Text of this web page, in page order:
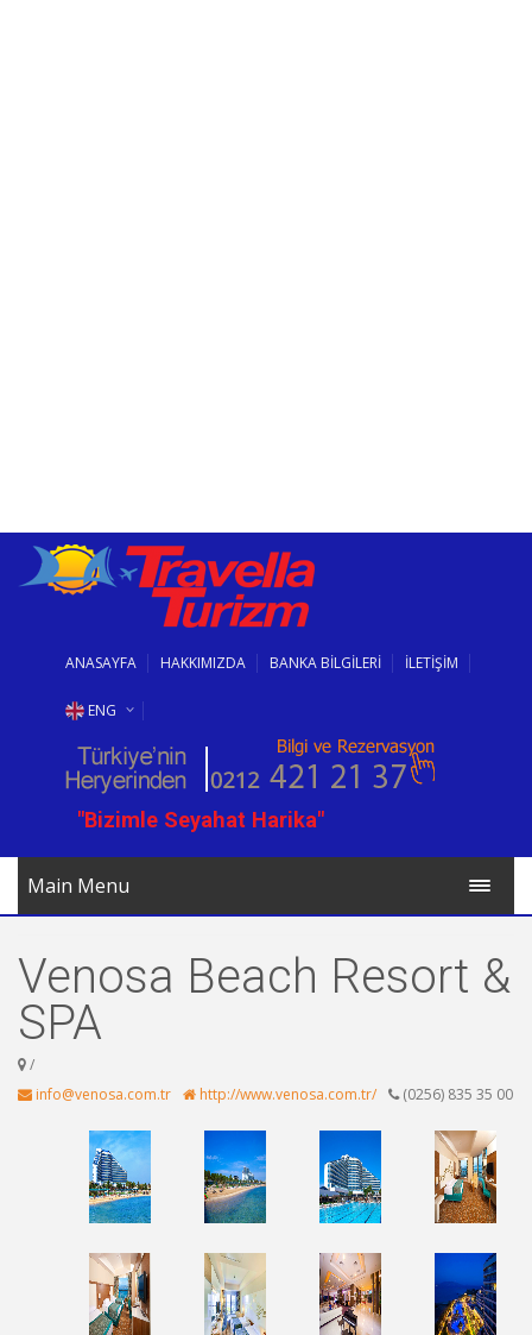
ANASAYFA HAKKIMIZDA BANKA BİLGİLERİ İLETİŞİM
ENG
RUS
BG
"Bizimle Seyahat Harika"
Main Menu
Venosa Beach Resort &
SPA
/
info@venosa.com.tr
http://www.venosa.com.tr/ (0256) 835 35 00